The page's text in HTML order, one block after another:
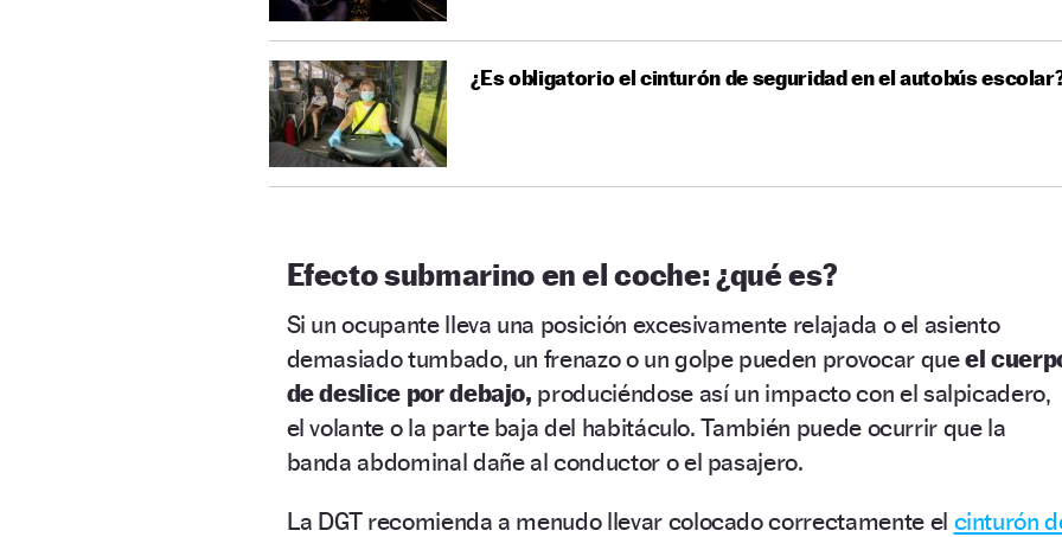
¿Es obligatorio el cinturón de seguridad en el autobús
Efecto submarino en el coche: ¿qué es?
Si un ocupante lleva una posición excesivamente relajada o el asiento
demasiado tumbado, un frenazo o un golpe pueden provocar queel
de deslice por debajo, produciéndose así un impacto con el salpicadero,
el volante o la parte baja del habitáculo. También puede ocurrir que la
banda abdominal dañe al conductor o el pasajero.
La DGT recomienda a menudo llevar colocado correctamente el cinturón